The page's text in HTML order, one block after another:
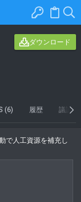
ダウンロード
(6) 履歴 議論
で人工資源を補充し